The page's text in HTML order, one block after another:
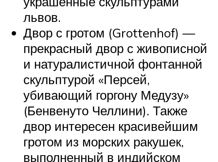
львов.
Двор с гротом (Grottenhof) —
прекрасный двор с живописной
и натуралистичной фонтанной
скульптурой «Персей,
убивающий горгону Медузу»
(Бенвенуто Челлини). Также
двор интересен красивейшим
гротом из морских ракушек,
выполненный в индийском